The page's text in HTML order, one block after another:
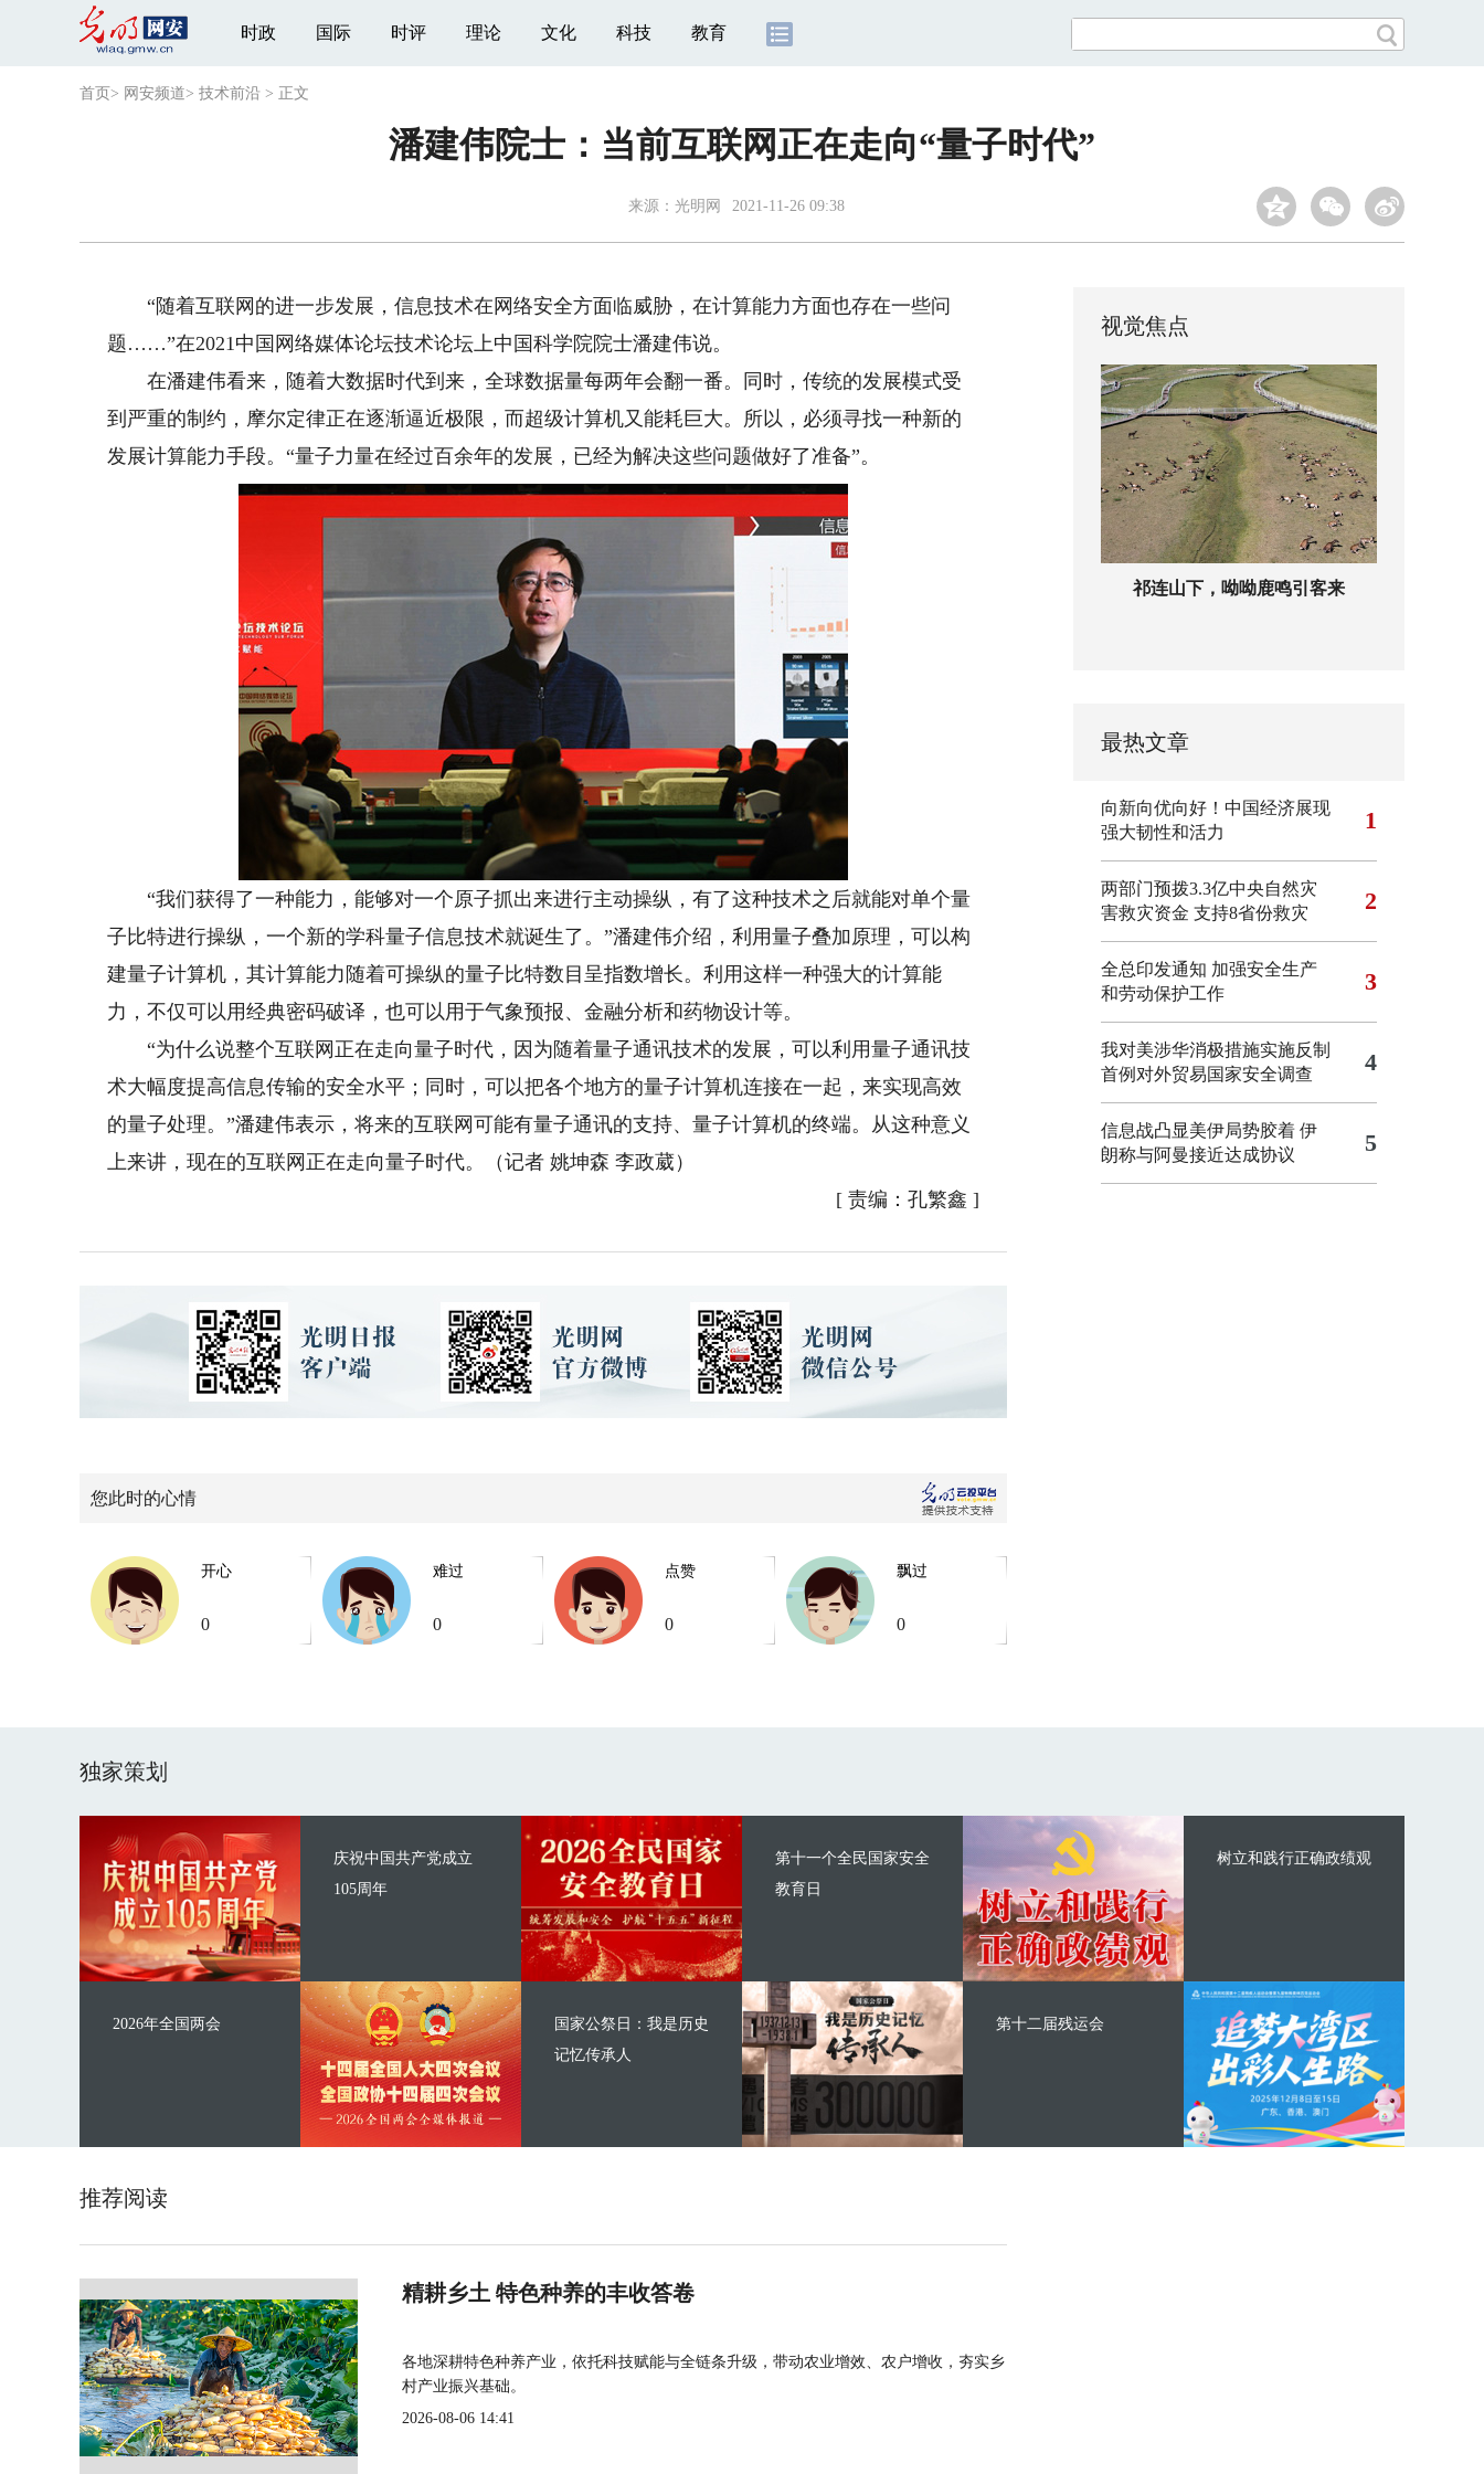
时政 国际 时评 理论 文化 科技 教育
首页 > 网安频道> 技术前沿 > 正文
潘建伟院士：当前互联网正在走向“量子时代”
来源： 光明网 2021-11-26 09:38
“随着互联网的进一步发展，信息技术在网络安全方面临威胁，在计算能力方面也存在一些问
题……”在2021中国网络媒体论坛技术论坛上中国科学院院士潘建伟说。
在潘建伟看来，随着大数据时代到来，全球数据量每两年会翻一番。同时，传统的发展模式受
到严重的制约，摩尔定律正在逐渐逼近极限，而超级计算机又能耗巨大。所以，必须寻找一种新的
发展计算能力手段。“量子力量在经过百余年的发展，已经为解决这些问题做好了准备”。
“我们获得了一种能力，能够对一个原子抓出来进行主动操纵，有了这种技术之后就能对单个量
子比特进行操纵，一个新的学科量子信息技术就诞生了。”潘建伟介绍，利用量子叠加原理，可以构
建量子计算机，其计算能力随着可操纵的量子比特数目呈指数增长。利用这样一种强大的计算能
力，不仅可以用经典密码破译，也可以用于气象预报、金融分析和药物设计等。
“为什么说整个互联网正在走向量子时代，因为随着量子通讯技术的发展，可以利用量子通讯技
术大幅度提高信息传输的安全水平；同时，可以把各个地方的量子计算机连接在一起，来实现高效
的量子处理。”潘建伟表示，将来的互联网可能有量子通讯的支持、量子计算机的终端。从这种意义
上来讲，现在的互联网正在走向量子时代。（记者 姚坤森 李政葳）
[ 责编：孔繁鑫 ]
您此时的心情
开心
0
难过
0
点赞
0
飘过
0
视觉焦点
祁连山下，呦呦鹿鸣引客来
最热文章
向新向优向好！中国经济展现
强大韧性和活力
1
两部门预拨3.3亿中央自然灾
害救灾资金 支持8省份救灾
2
全总印发通知 加强安全生产
和劳动保护工作
3
我对美涉华消极措施实施反制
首例对外贸易国家安全调查
4
信息战凸显美伊局势胶着 伊
朗称与阿曼接近达成协议
5
独家策划
庆祝中国共产党成立
105周年
2026年全国两会
第十一个全民国家安全
教育日
国家公祭日：我是历史
记忆传承人
树立和践行正确政绩观
第十二届残运会
推荐阅读
精耕乡土 特色种养的丰收答卷
各地深耕特色种养产业，依托科技赋能与全链条升级，带动农业增效、农户增收，夯实乡
村产业振兴基础。
2026-08-06 14:41